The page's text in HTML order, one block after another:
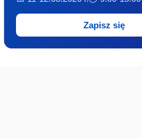
Zapisz się